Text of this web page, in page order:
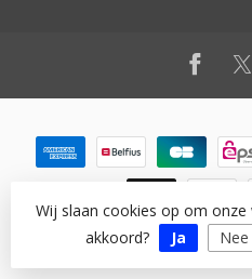
© Copyright
Wij slaan cookies op om
akkoord?
Ja Nee